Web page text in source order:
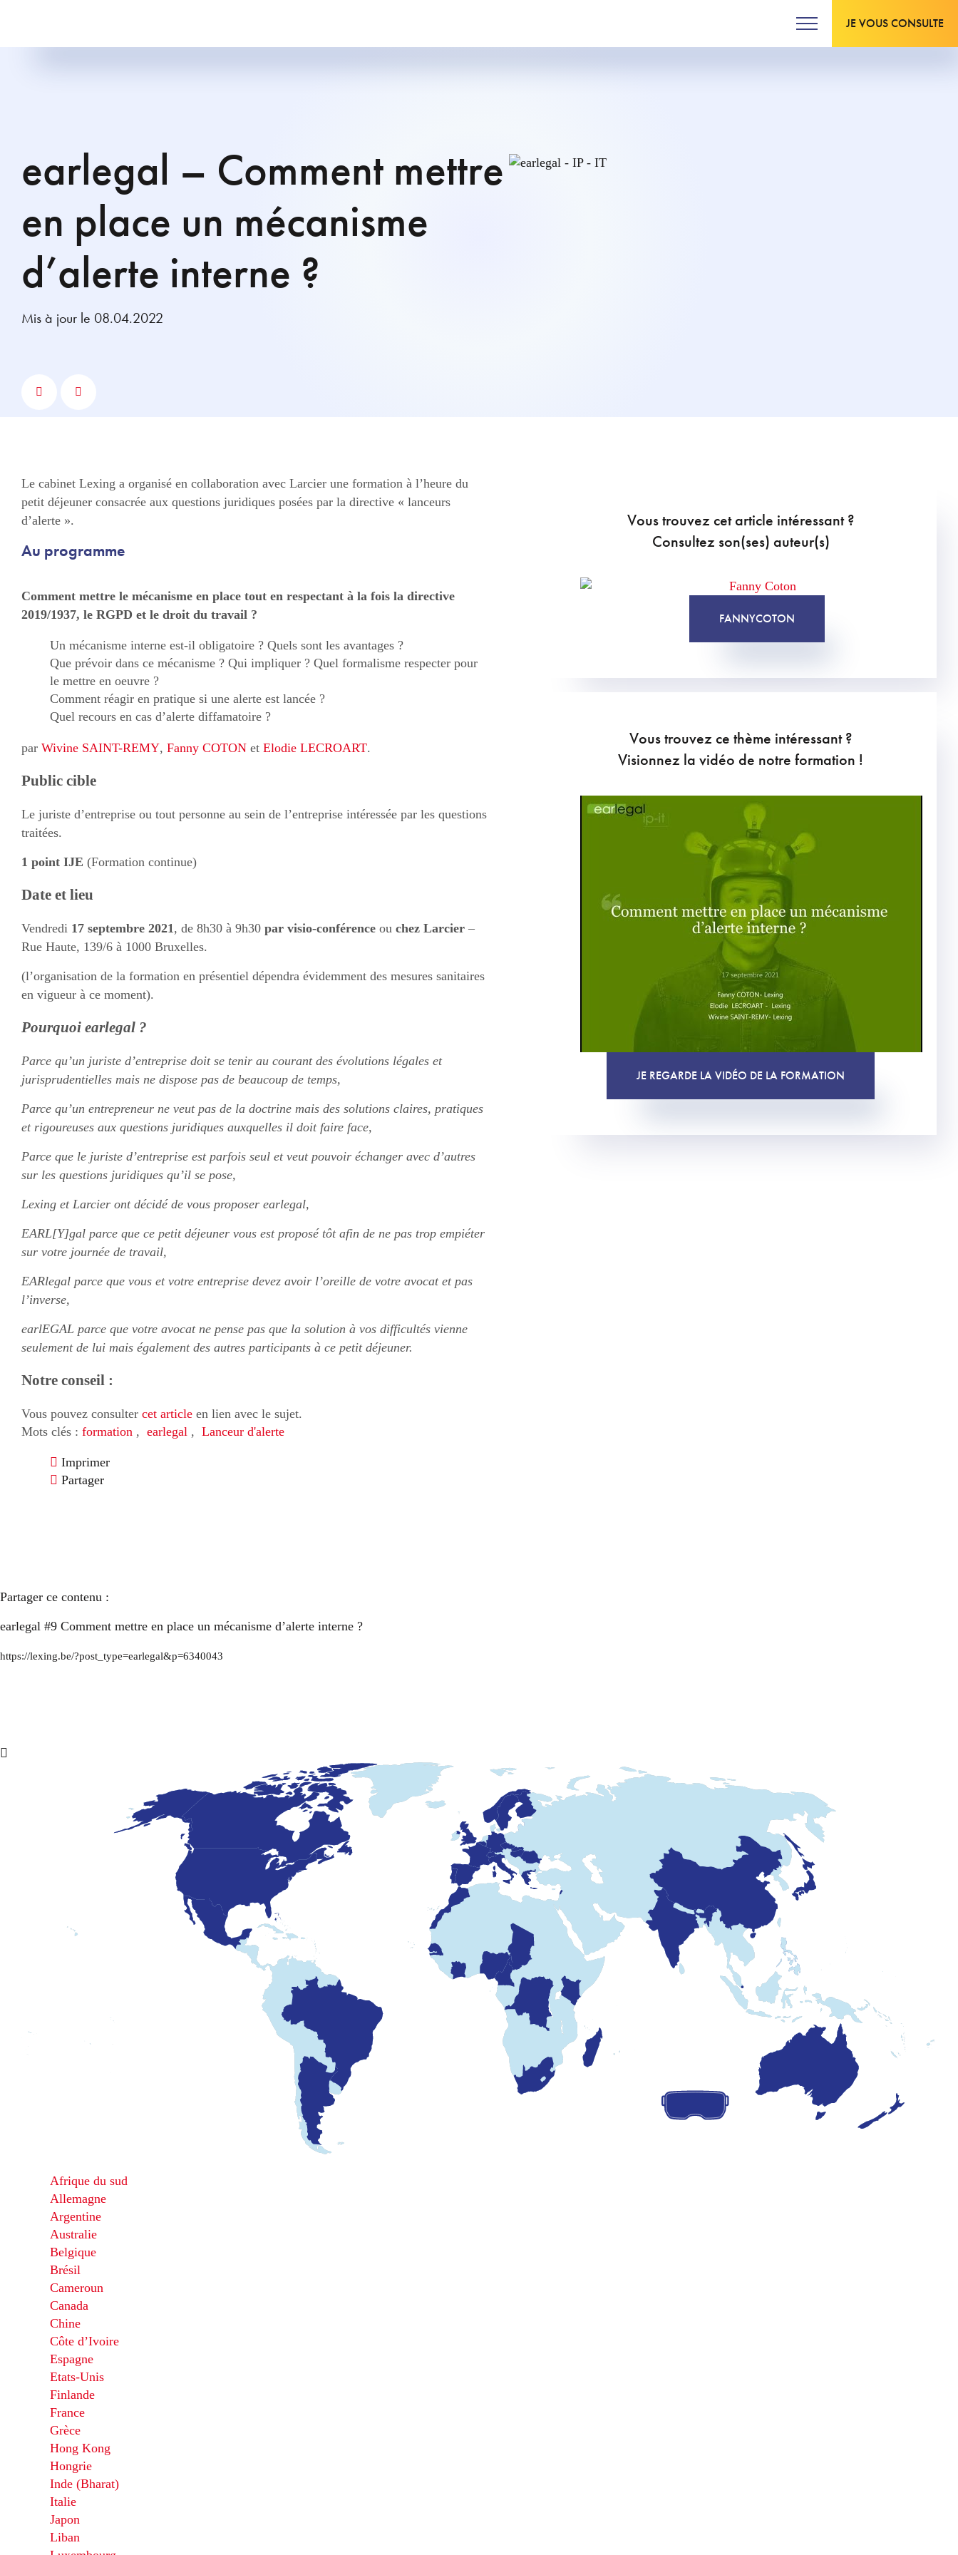
JE VOUS CONSULTE
earlegal – Comment mettre
en place un mécanisme
d’alerte interne ?
Mis à jour le 08.04.2022
Le cabinet Lexing a organisé en collaboration avec Larcier une formation à l’heure du
petit déjeuner consacrée aux questions juridiques posées par la directive « lanceurs
d’alerte ».
Au programme
Comment mettre le mécanisme en place tout en respectant à la fois la directive
2019/1937, le RGPD et le droit du travail ?
Un mécanisme interne est-il obligatoire ? Quels sont les avantages ?
Que prévoir dans ce mécanisme ? Qui impliquer ? Quel formalisme respecter pour
le mettre en oeuvre ?
Comment réagir en pratique si une alerte est lancée ?
Quel recours en cas d’alerte diffamatoire ?
par Wivine SAINT-REMY, Fanny COTON et Elodie LECROART.
Public cible
Le juriste d’entreprise ou tout personne au sein de l’entreprise intéressée par les questions
traitées.
1 point IJE (Formation continue)
Date et lieu
Vendredi 17 septembre 2021, de 8h30 à 9h30 par visio-conférence ou chez Larcier –
Rue Haute, 139/6 à 1000 Bruxelles.
(l’organisation de la formation en présentiel dépendra évidemment des mesures sanitaires
en vigueur à ce moment).
Pourquoi earlegal ?
Parce qu’un juriste d’entreprise doit se tenir au courant des évolutions légales et
jurisprudentielles mais ne dispose pas de beaucoup de temps,
Parce qu’un entrepreneur ne veut pas de la doctrine mais des solutions claires, pratiques
et rigoureuses aux questions juridiques auxquelles il doit faire face,
Parce que le juriste d’entreprise est parfois seul et veut pouvoir échanger avec d’autres
sur les questions juridiques qu’il se pose,
Lexing et Larcier ont décidé de vous proposer earlegal,
EARL[Y]gal parce que ce petit déjeuner vous est proposé tôt afin de ne pas trop empiéter
sur votre journée de travail,
EARlegal parce que vous et votre entreprise devez avoir l’oreille de votre avocat et pas
l’inverse,
earlEGAL parce que votre avocat ne pense pas que la solution à vos difficultés vienne
seulement de lui mais également des autres participants à ce petit déjeuner.
Notre conseil :
Vous pouvez consulter cet article en lien avec le sujet.
Mots clés : formation , earlegal , Lanceur d'alerte
Imprimer
Partager
Vous trouvez cet article intéressant ?
Consultez son(ses) auteur(s)
FANNYCOTON
Vous trouvez ce thème intéressant ?
Visionnez la vidéo de notre formation !
JE REGARDE LA VIDÉO DE LA FORMATION
Partager ce contenu :
earlegal #9 Comment mettre en place un mécanisme d’alerte interne ?
https://lexing.be/?post_type=earlegal&p=6340043
Afrique du sud
Allemagne
Argentine
Australie
Belgique
Brésil
Cameroun
Canada
Chine
Côte d’Ivoire
Espagne
Etats-Unis
Finlande
France
Grèce
Hong Kong
Hongrie
Inde (Bharat)
Italie
Japon
Liban